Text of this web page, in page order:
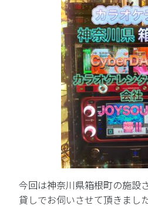
今回は神奈川県箱根町の施設
貸しでお伺いさせて頂きました